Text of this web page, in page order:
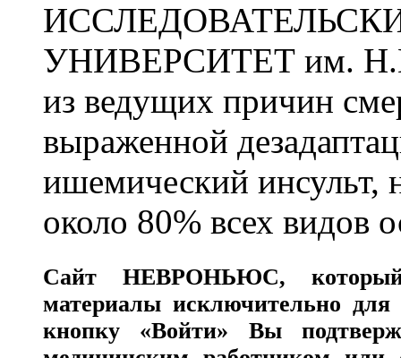
УНИВЕРСИТЕТ им.
из ведущих причин
выраженной
ишемический инсульт,
около 80% всех видов
СайтНЕВРОНЬЮС,
материалы исключительно для
кнопку «Войти» Вы